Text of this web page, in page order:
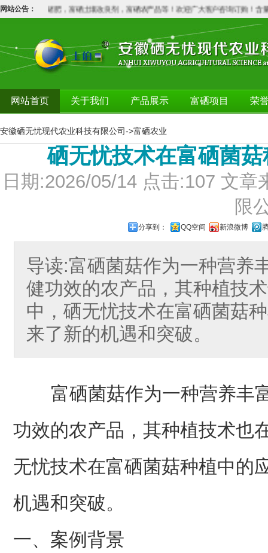
网站公告：
铬肥，锗肥，富硒土壤改良剂，富硒农产品等！欢迎广大客户咨询订购！含量不
网站首页 关于我们 产品展示 富硒项目 荣
安徽硒无忧现代农业科技有限公司->富硒农业
硒无忧技术在富硒菌
日期:2026/05/14 点击:107 文
限
分享到： QQ空间 新浪微博
导读:富硒菌菇作为一种营养
健功效的农产品，其种植技
中，硒无忧技术在富硒菌菇
来了新的机遇和突破。
富硒菌菇作为一种营养丰
功效的农产品，其种植技术也
无忧技术在富硒菌菇种植中的
机遇和突破。
一、案例背景